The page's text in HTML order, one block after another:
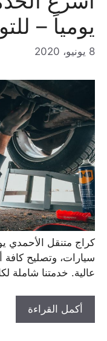
يومياً – للتواصل
8 يونيو، 2020
كراج متنقل الأحمدي
سيارات، وتصليح
عالية. خدمتنا شاملة
أكمل القراءة